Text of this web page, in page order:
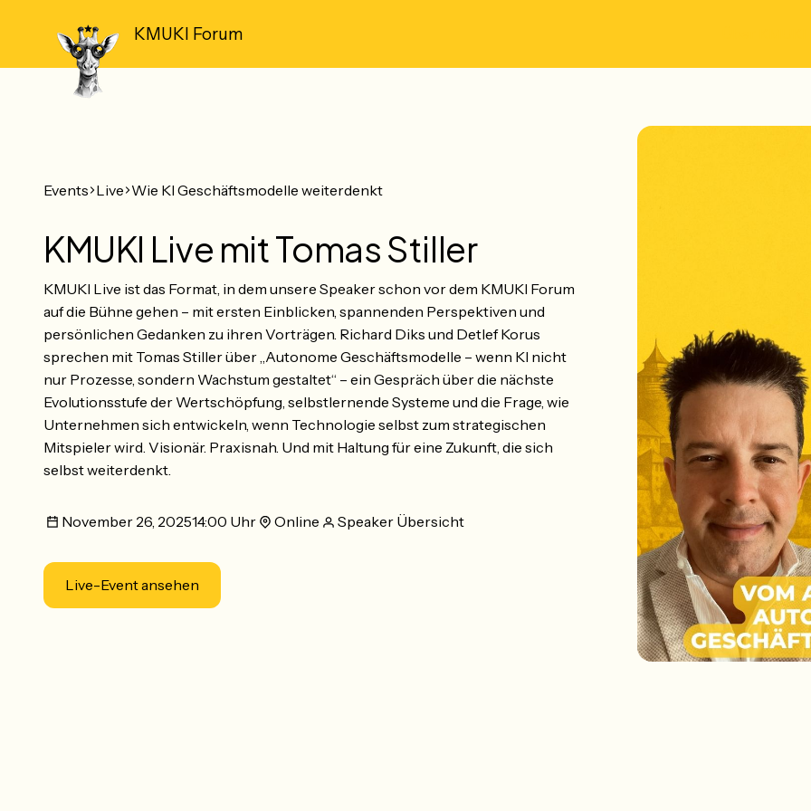
KMUKI Forum
Events Live Wie KI Geschäftsmodelle weiterdenkt
KMUKI Live mit Tomas Stiller
KMUKI Live ist das Format, in dem unsere Speaker schon vor dem KMUKI Forum
auf die Bühne gehen – mit ersten Einblicken, spannenden Perspektiven und
persönlichen Gedanken zu ihren Vorträgen. Richard Diks und Detlef Korus
sprechen mit Tomas Stiller über „Autonome Geschäftsmodelle – wenn KI nicht
nur Prozesse, sondern Wachstum gestaltet“ – ein Gespräch über die nächste
Evolutionsstufe der Wertschöpfung, selbstlernende Systeme und die Frage, wie
Unternehmen sich entwickeln, wenn Technologie selbst zum strategischen
Mitspieler wird. Visionär. Praxisnah. Und mit Haltung für eine Zukunft, die sich
selbst weiterdenkt.
November 26, 202514:00 Uhr Online Speaker Übersicht
Live-Event ansehen